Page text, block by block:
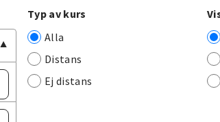
Typ av kurs
Alla
Distans
Ej distans